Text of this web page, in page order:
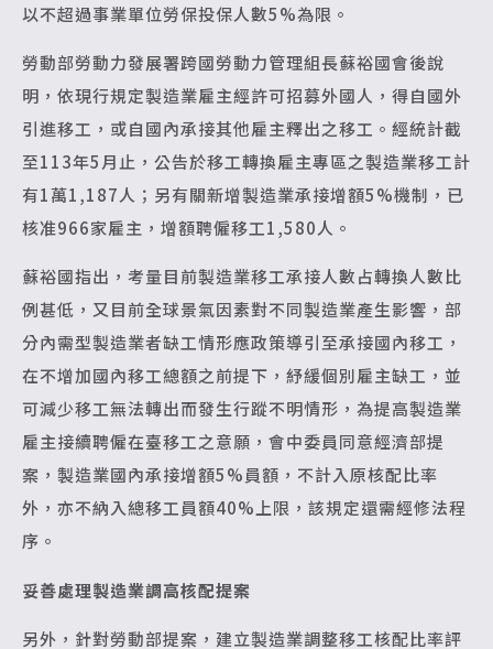
以不超過事業單位勞保投保人數5%為限。
勞動部勞動力發展署跨國勞動力管理組長蘇裕國會後說
明，依現行規定製造業雇主經許可招募外國人，得自國外
引進移工，或自國內承接其他雇主釋出之移工。經統計截
至113年5月止，公告於移工轉換雇主專區之製造業移工計
有1萬1,187人；另有關新增製造業承接增額5%機制，已
核准966家雇主，增額聘僱移工1,580人。
蘇裕國指出，考量目前製造業移工承接人數占轉換人數比
例甚低，又目前全球景氣因素對不同製造業產生影響，部
分內需型製造業者缺工情形應政策導引至承接國內移工，
在不增加國內移工總額之前提下，紓緩個別雇主缺工，並
可減少移工無法轉出而發生行蹤不明情形，為提高製造業
雇主接續聘僱在臺移工之意願，會中委員同意經濟部提
案，製造業國內承接增額5%員額，不計入原核配比率
外，亦不納入總移工員額40%上限，該規定還需經修法程
序。
妥善處理製造業調高核配提案
另外，針對勞動部提案，建立製造業調整移工核配比率評